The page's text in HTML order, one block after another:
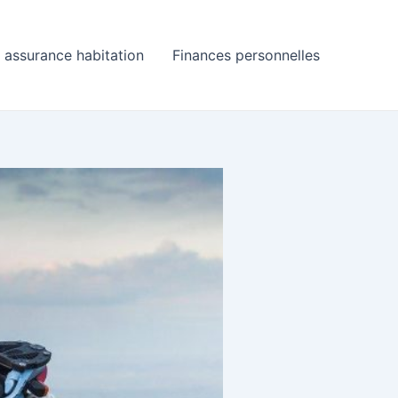
assurance habitation Finances personnelles